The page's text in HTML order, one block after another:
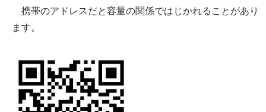
携帯のアドレスだと容量の関係ではじかれることがあり
ます。